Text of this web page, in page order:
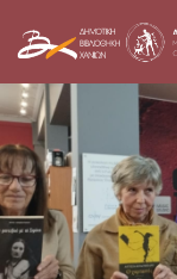
to
content